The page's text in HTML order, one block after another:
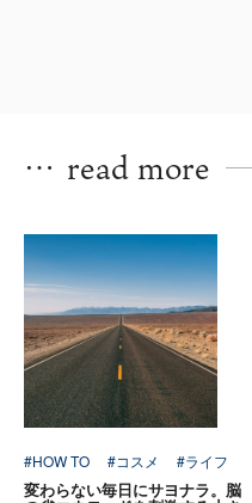
… read more
#HOW TO #コスメ #ライフ
変わらない毎日にサヨナラ。脳